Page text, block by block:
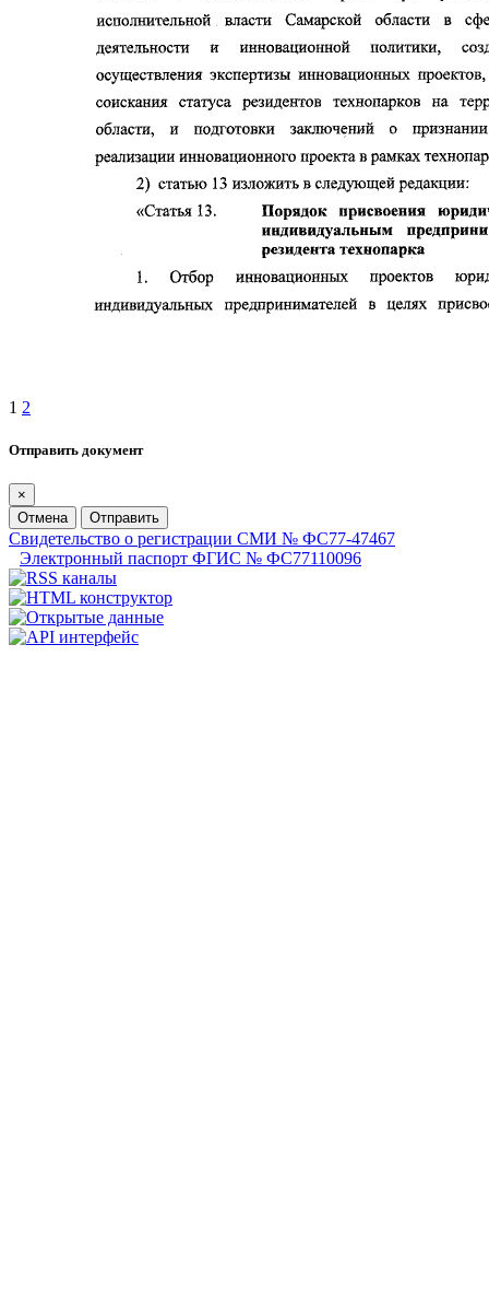
1 2
Отправить документ
×
Отмена
Отправить
Свидетельство о регистрации СМИ № ФС77-47467
Электронный паспорт ФГИС № ФС77110096